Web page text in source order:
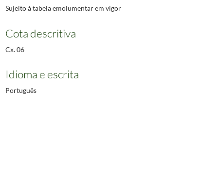
Sujeito à tabela emolumentar em vigor
Cota descritiva
Cx. 06
Idioma e escrita
Português